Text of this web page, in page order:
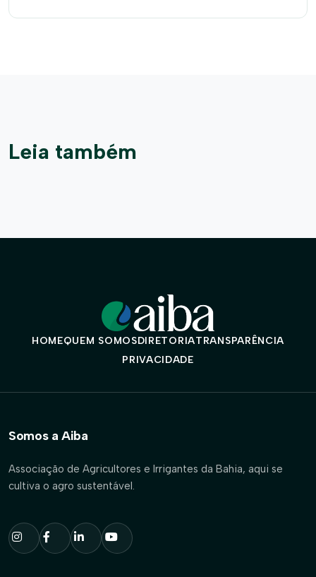
Leia também
HOMEQUEM SOMOSDIRETORIATRANSPARÊNCIA
PRIVACIDADE
Somos a Aiba
Associação de Agricultores e Irrigantes da Bahia, aqui se
cultiva o agro sustentável.